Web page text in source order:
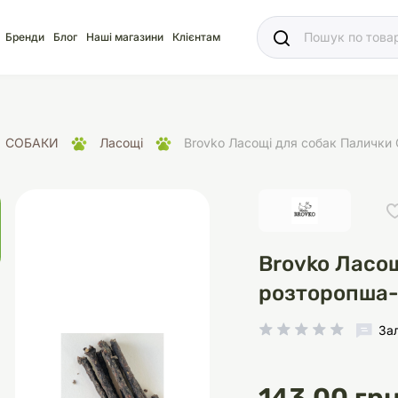
Наповнювачі
для кліток
акваріума Акваріуми
Бренди Блог Наші магазини Клієнтам
СОБАКИ Ласощі Brovko Ласощі для собак
Brovko